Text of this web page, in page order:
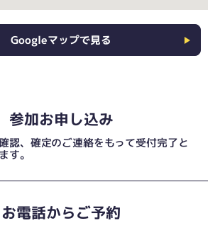
Googleマップで見る
参加お申し込み
認、確定のご連絡をもって受付完了と
す。
お電話からご予約